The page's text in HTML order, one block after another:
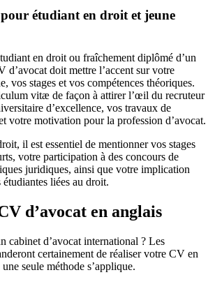
étudiant en droit et jeune
en droit ou fraîchement diplômé d’un
d’avocat doit mettre l’accent sur votre
vos stages et vos compétences théoriques.
vitæ de façon à attirer l’œil du recruteur
d’excellence, vos travaux de
votre motivation pour la profession d’avocat.
il est essentiel de mentionner vos stages
votre participation à des concours de
juridiques, ainsi que votre implication
étudiantes liées au droit.
d’avocat en anglais
cabinet d’avocat international ? Les
certainement de réaliser votre CV en
seule méthode s’applique.